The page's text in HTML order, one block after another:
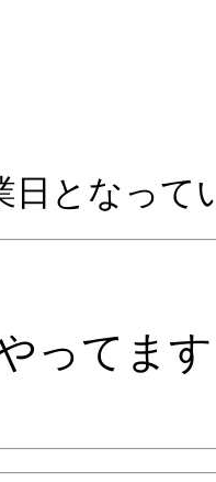
となって
ってま